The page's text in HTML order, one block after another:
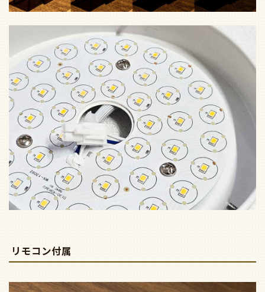
リモコン付属